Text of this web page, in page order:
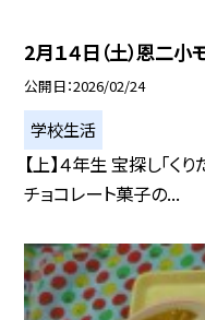
2月１４日（土）恩二
公開日 2026/02/24
学校生活
【上】４年生 宝探し「く
チョコレート菓子の...